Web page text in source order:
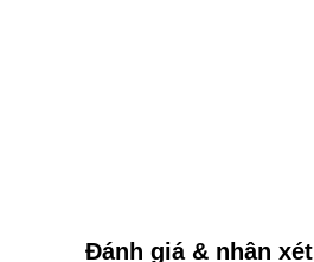
Đánh giá & nhận xét